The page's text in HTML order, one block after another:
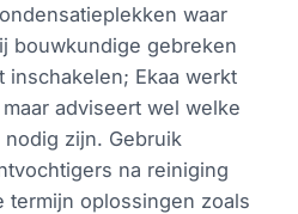
waar
bouwkundige gebreken
inschakelen; Ekaa werkt
adviseert wel welke
nodig zijn. Gebruik
na reiniging
termijn oplossingen zoals